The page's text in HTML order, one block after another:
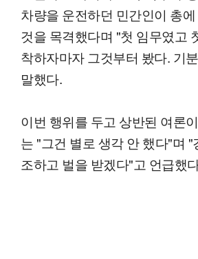
차량을 운전하던 민간인이 총
것을 목격했다며 "첫 임무였고
착하자마자 그것부터 봤다. 기
말했다.
이번 행위를 두고 상반된 여론
는 "그건 별로 생각 안 했다"며 "
조하고 벌을 받겠다"고 언급했